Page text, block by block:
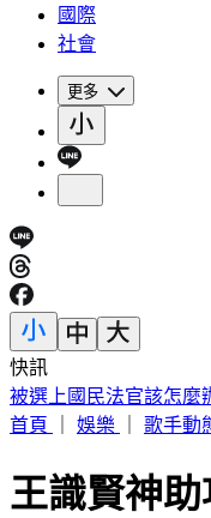
國際
社會
更多
快訊
被選上國民法官該怎麼
首頁
娛樂 歌手動
王識賢神